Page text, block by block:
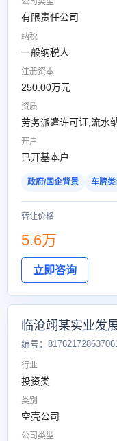
有限责任公司
纳税
一般纳税人
注册资本
250.00万元
资质
劳务派遣许可证,流水
开户
已开基本户
政府/国企背景 车牌类
转让价格
5.6万
立即咨询
临沧翊某实业发
编号：
行业
投资类
类别
空壳公司
公司类型